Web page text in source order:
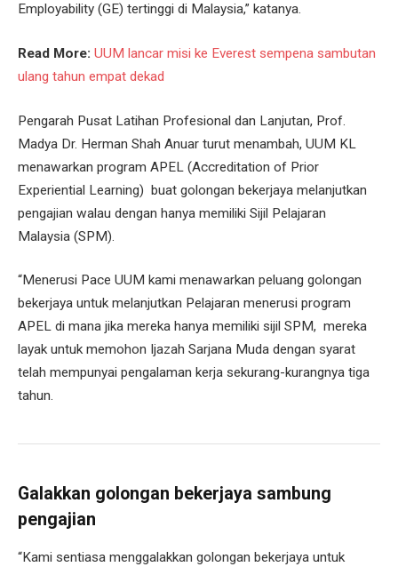
Employability (GE) tertinggi di Malaysia,” katanya.
Read More: UUM lancar misi ke Everest sempena sambutan
ulang tahun empat dekad
Pengarah Pusat Latihan Profesional dan Lanjutan, Prof.
Madya Dr. Herman Shah Anuar turut menambah, UUM KL
menawarkan program APEL (Accreditation of Prior
Experiential Learning) buat golongan bekerjaya melanjutkan
pengajian walau dengan hanya memiliki Sijil Pelajaran
Malaysia (SPM).
“Menerusi Pace UUM kami menawarkan peluang golongan
bekerjaya untuk melanjutkan Pelajaran menerusi program
APEL di mana jika mereka hanya memiliki sijil SPM, mereka
layak untuk memohon Ijazah Sarjana Muda dengan syarat
telah mempunyai pengalaman kerja sekurang-kurangnya tiga
tahun.
Galakkan golongan bekerjaya sambung
pengajian
“Kami sentiasa menggalakkan golongan bekerjaya untuk